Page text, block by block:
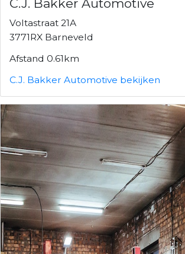
C.J. Bakker Automotive
Voltastraat 21A
3771RX Barneveld
Afstand 0.61km
C.J. Bakker Automotive bekijken